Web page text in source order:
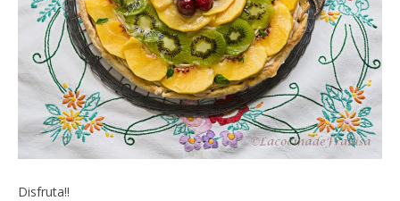
Disfruta!!